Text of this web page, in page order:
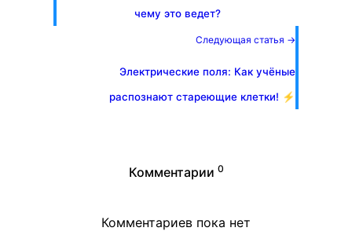
чему это ведет?
Следующая статья →
Электрические поля: Как учёные
распознают стареющие клетки! ⚡️
Комментарии 0
Комментариев пока нет